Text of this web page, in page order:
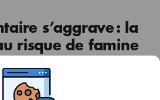
s’aggrave : la
risque de famine